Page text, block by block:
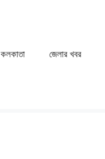
কলকাতা ⁠⁠জেলার খবর